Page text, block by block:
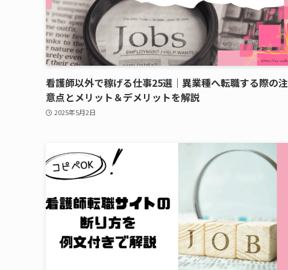
看護師以外で稼げる仕事25選｜異業種へ転職する際の注
意点とメリット＆デメリットを解説
2025年5月2日